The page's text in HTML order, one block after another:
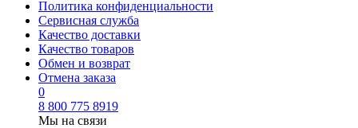
Политика конфиденциальности
Сервисная служба
Качество доставки
Качество товаров
Обмен и возврат
Отмена заказа
0
8 800 775 8919
Мы на связи